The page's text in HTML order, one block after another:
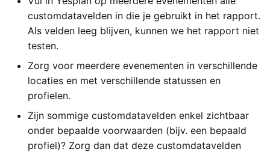
customdatavelden in die je gebruikt in het rapport.
Als velden leeg blijven, kunnen we het rapport niet
testen.
Zorg voor meerdere evenementen in verschillende
locaties en met verschillende statussen en
profielen.
Zijn sommige customdatavelden enkel zichtbaar
onder bepaalde voorwaarden (bijv. een bepaald
profiel)? Zorg dan dat deze customdatavelden